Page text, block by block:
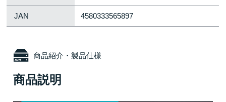
JAN 4580333565897
商品紹介・製品仕様
商品説明